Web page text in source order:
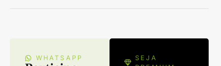
WHATSAPP
SEJA